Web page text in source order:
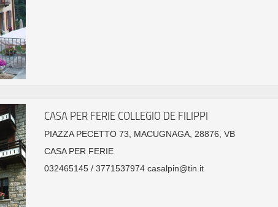
CASA PER FERIE COLLEGIO DE FILIPPI
PIAZZA PECETTO 73, MACUGNAGA, 28876, VB
CASA PER FERIE
032465145 / 3771537974 casalpin@tin.it